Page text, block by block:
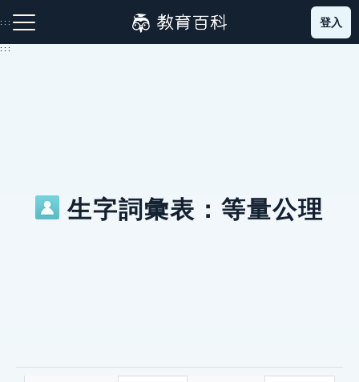
到
主
:::
索引選單
登入
:::
生字詞彙表：等量公理